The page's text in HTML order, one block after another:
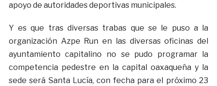
apoyo de autoridades deportivas municipales.
Y es que tras diversas trabas que se le puso a la
organización Azpe Run en las diversas oficinas del
ayuntamiento capitalino no se pudo programar la
competencia pedestre en la capital oaxaqueña y la
sede será Santa Lucía, con fecha para el próximo 23